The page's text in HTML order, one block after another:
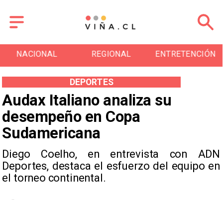
NACIONAL REGIONAL ENTRETENCIÓN
Audax Italiano analiza su
desempeño en Copa
Sudamericana
Diego Coelho, en entrevista con ADN
Deportes, destaca el esfuerzo del equipo en
el torneo continental.
DEPORTES